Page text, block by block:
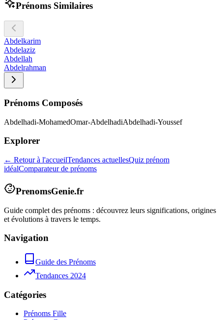
Prénoms Similaires
Abdelkarim
Abdelaziz
Abdellah
Abdelrahman
Prénoms Composés
Abdelhadi-MohamedOmar-AbdelhadiAbdelhadi-Youssef
Explorer
← Retour à l'accueilTendances actuellesQuiz prénom
idéalComparateur de prénoms
PrenomsGenie.fr
Guide complet des prénoms : découvrez leurs significations, origines
et évolutions à travers le temps.
Navigation
Guide des Prénoms
Tendances 2024
Catégories
Prénoms Fille